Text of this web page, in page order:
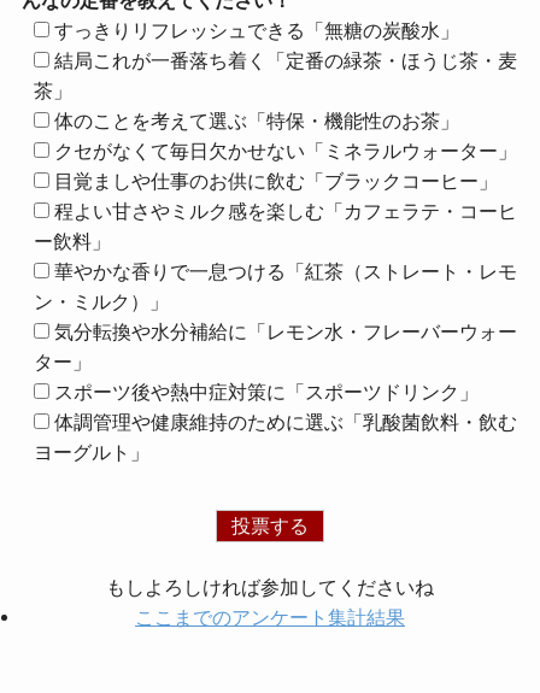
すっきりリフレッシュできる「無糖の炭酸水」
結局これが一番落ち着く「定番の緑茶・ほうじ茶・麦
茶」
体のことを考えて選ぶ「特保・機能性のお茶」
クセがなくて毎日欠かせない「ミネラルウォーター」
目覚ましや仕事のお供に飲む「ブラックコーヒー」
程よい甘さやミルク感を楽しむ「カフェラテ・コーヒ
ー飲料」
華やかな香りで一息つける「紅茶（ストレート・レモ
ン・ミルク）」
気分転換や水分補給に「レモン水・フレーバーウォー
ター」
スポーツ後や熱中症対策に「スポーツドリンク」
体調管理や健康維持のために選ぶ「乳酸菌飲料・飲む
ヨーグルト」
もしよろしければ参加してくださいね
ここまでのアンケート集計結果